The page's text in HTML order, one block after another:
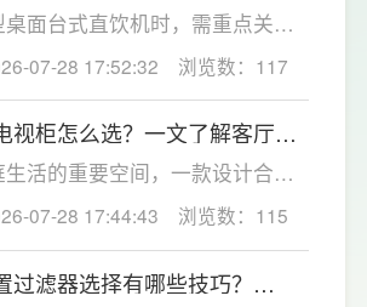
家庭打造整洁通透的休憩空
面台式直饮机时，需重点关注
性能、智能体验与安全配置，
高频日常使用。首先优先选择
，搭载成熟反渗透技术的设
化水质，有效滤除水中重金
有害微生物，从源头保障饮水
07-28 17:52:32 浏览数：117
视柜怎么选？一文了解客厅定
尺寸布局设计
活的重要空间，一款设计合理
柜不仅能够提升家居颜值，更
使用更加便捷。LESSO领尚深
，围绕不同户型和家庭需求，
视柜及一站式整家解决方案，
07-28 17:44:43 浏览数：115
过滤器选择有哪些技巧？